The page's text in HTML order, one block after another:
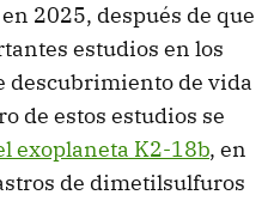
en 2025, después de que
estudios en los
descubrimiento de vida
de estos estudios se
exoplaneta K2-18b, en
de dimetilsulfuros